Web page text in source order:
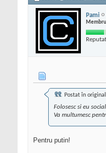
Pami
Postat în
Folosesc si eu
Va multumesc
Pentru putin!